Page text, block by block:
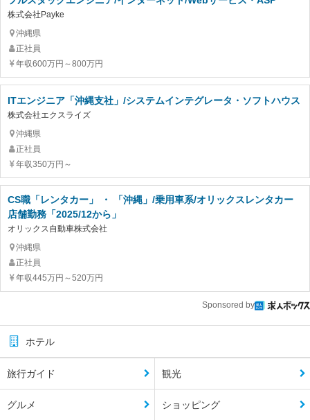
株式会社Payke
沖縄県
正社員
年収600万円～800万円
ITエンジニア「沖縄支社」/システムインテグレータ・ソフトハウス
株式会社エクスライズ
沖縄県
正社員
年収350万円～
CS職「レンタカー」 ・ 「沖縄」/乗用車系/オリックスレンタカー
店舗勤務「2025/12から」
オリックス自動車株式会社
沖縄県
正社員
年収445万円～520万円
Sponsored by
ホテル
旅行ガイド 観光
グルメ ショッピング